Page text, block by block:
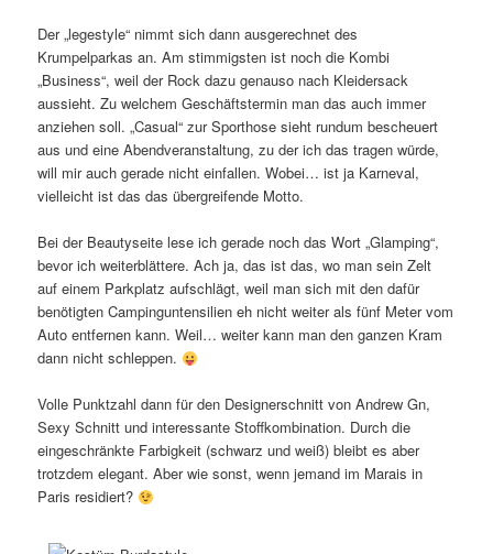
Der „legestyle“ nimmt sich dann ausgerechnet des
Krumpelparkas an. Am stimmigsten ist noch die Kombi
„Business“, weil der Rock dazu genauso nach Kleidersack
aussieht. Zu welchem Geschäftstermin man das auch immer
anziehen soll. „Casual“ zur Sporthose sieht rundum bescheuert
aus und eine Abendveranstaltung, zu der ich das tragen würde,
will mir auch gerade nicht einfallen. Wobei… ist ja Karneval,
vielleicht ist das das übergreifende Motto.
Bei der Beautyseite lese ich gerade noch das Wort „Glamping“,
bevor ich weiterblättere. Ach ja, das ist das, wo man sein Zelt
auf einem Parkplatz aufschlägt, weil man sich mit den dafür
benötigten Campinguntensilien eh nicht weiter als fünf Meter vom
Auto entfernen kann. Weil… weiter kann man den ganzen Kram
dann nicht schleppen.
Volle Punktzahl dann für den Designerschnitt von Andrew Gn,
Sexy Schnitt und interessante Stoffkombination. Durch die
eingeschränkte Farbigkeit (schwarz und weiß) bleibt es aber
trotzdem elegant. Aber wie sonst, wenn jemand im Marais in
Paris residiert?